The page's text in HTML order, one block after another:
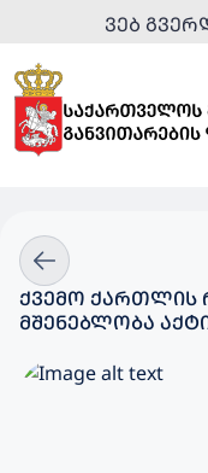
ᲕᲔᲑ
ᲥᲕᲔᲛᲝ ᲥᲐᲠᲗᲚᲘᲡ
ᲛᲨᲔᲜᲔᲑᲚᲝᲑᲐ